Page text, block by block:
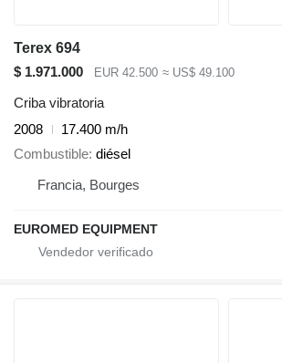
Terex 694
$ 1.971.000
EUR 42.500 ≈ US$ 49.100
Criba vibratoria
2008
17.400 m/h
Combustible diésel
Francia, Bourges
EUROMED EQUIPMENT